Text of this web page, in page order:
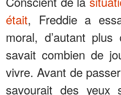
était, Freddie a
moral, d’autant
savait combien de
vivre. Avant de
savourait des